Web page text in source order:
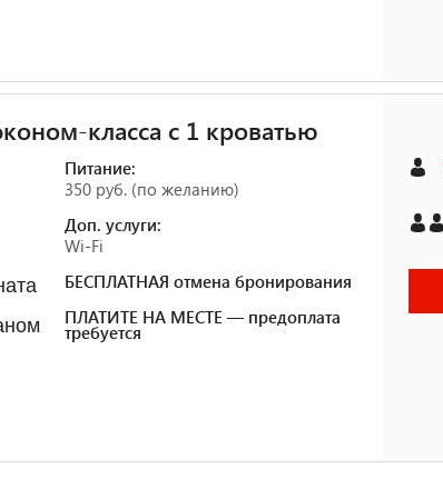
класса с 1 кроватью
Питание:
350 руб. (по желанию)
Доп. услуги:
Wi-Fi
БЕСПЛАТНАЯ отмена бронирования
ПЛАТИТЕ НА МЕСТЕ — предоплата
требуется